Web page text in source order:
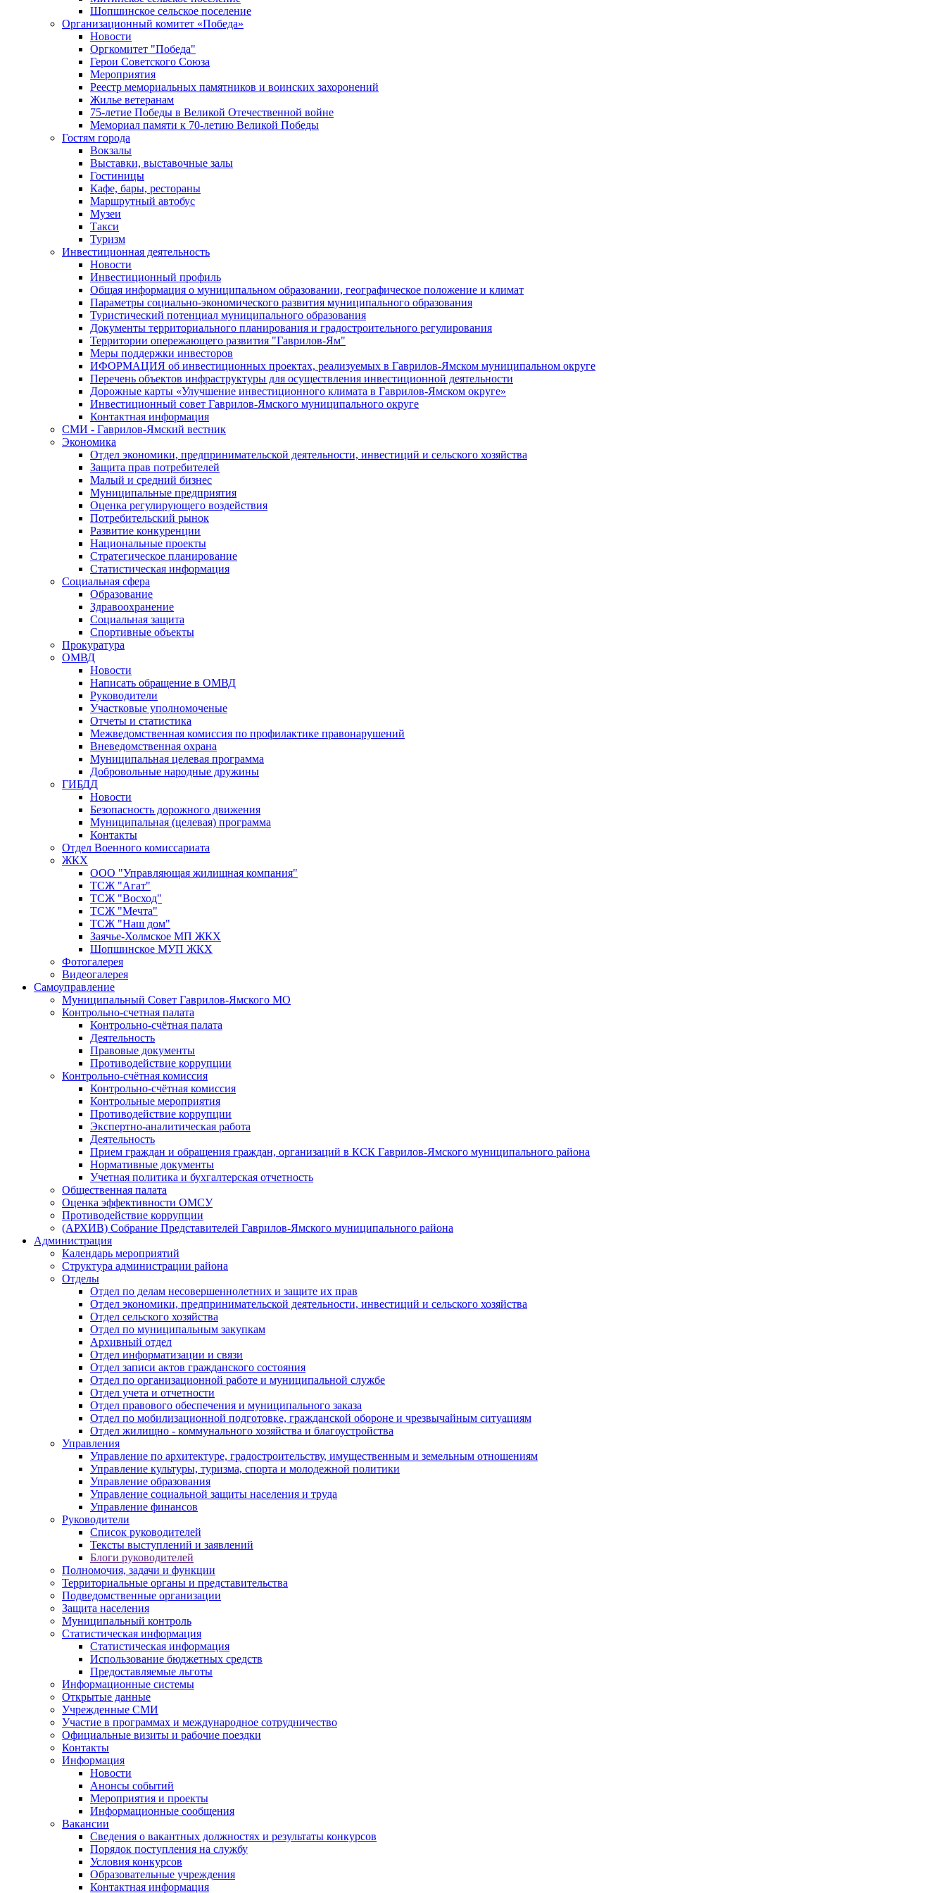
Шопшинское сельское поселение
Организационный комитет «Победа»
Новости
Оргкомитет "Победа"
Герои Советского Союза
Мероприятия
Реестр мемориальных памятников и воинских захоронений
Жилье ветеранам
75-летие Победы в Великой Отечественной войне
Мемориал памяти к 70-летию Великой Победы
Гостям города
Вокзалы
Выставки, выставочные залы
Гостиницы
Кафе, бары, рестораны
Маршрутный автобус
Музеи
Такси
Туризм
Инвестиционная деятельность
Новости
Инвестиционный профиль
Общая информация о муниципальном образовании, географическое положение и климат
Параметры социально-экономического развития муниципального образования
Туристический потенциал муниципального образования
Документы территориального планирования и градостроительного регулирования
Территории опережающего развития "Гаврилов-Ям"
Меры поддержки инвесторов
ИФОРМАЦИЯ об инвестиционных проектах, реализуемых в Гаврилов-Ямском муниципальном округе
Перечень объектов инфраструктуры для осуществления инвестиционной деятельности
Дорожные карты «Улучшение инвестиционного климата в Гаврилов-Ямском округе»
Инвестиционный совет Гаврилов-Ямского муниципального округе
Контактная информация
СМИ - Гаврилов-Ямский вестник
Экономика
Отдел экономики, предпринимательской деятельности, инвестиций и сельского хозяйства
Защита прав потребителей
Малый и средний бизнес
Муниципальные предприятия
Оценка регулирующего воздействия
Потребительский рынок
Развитие конкуренции
Национальные проекты
Стратегическое планирование
Статистическая информация
Социальная сфера
Образование
Здравоохранение
Социальная защита
Спортивные объекты
Прокуратура
ОМВД
Новости
Написать обращение в ОМВД
Руководители
Участковые уполномоченые
Отчеты и статистика
Межведомственная комиссия по профилактике правонарушений
Вневедомственная охрана
Муниципальная целевая программа
Добровольные народные дружины
ГИБДД
Новости
Безопасность дорожного движения
Муниципальная (целевая) программа
Контакты
Отдел Военного комиссариата
ЖКХ
ООО "Управляющая жилищная компания"
ТСЖ "Агат"
ТСЖ "Восход"
ТСЖ "Мечта"
ТСЖ "Наш дом"
Заячье-Холмское МП ЖКХ
Шопшинское МУП ЖКХ
Фотогалерея
Видеогалерея
Самоуправление
Муниципальный Совет Гаврилов-Ямского МО
Контрольно-счетная палата
Контрольно-счётная палата
Деятельность
Правовые документы
Противодействие коррупции
Контрольно-счётная комиссия
Контрольно-счётная комиссия
Контрольные мероприятия
Противодействие коррупции
Экспертно-аналитическая работа
Деятельность
Прием граждан и обращения граждан, организаций в КСК Гаврилов-Ямского муниципального района
Нормативные документы
Учетная политика и бухгалтерская отчетность
Общественная палата
Оценка эффективности ОМСУ
Противодействие коррупции
(АРХИВ) Собрание Представителей Гаврилов-Ямского муниципального района
Администрация
Календарь мероприятий
Структура администрации района
Отделы
Отдел по делам несовершеннолетних и защите их прав
Отдел экономики, предпринимательской деятельности, инвестиций и сельского хозяйства
Отдел сельского хозяйства
Отдел по муниципальным закупкам
Архивный отдел
Отдел информатизации и связи
Отдел записи актов гражданского состояния
Отдел по организационной работе и муниципальной службе
Отдел учета и отчетности
Отдел правового обеспечения и муниципального заказа
Отдел по мобилизационной подготовке, гражданской обороне и чрезвычайным ситуациям
Отдел жилищно - коммунального хозяйства и благоустройства
Управления
Управление по архитектуре, градостроительству, имущественным и земельным отношениям
Управление культуры, туризма, спорта и молодежной политики
Управление образования
Управление социальной защиты населения и труда
Управление финансов
Руководители
Список руководителей
Тексты выступлений и заявлений
Блоги руководителей
Полномочия, задачи и функции
Территориальные органы и представительства
Подведомственные организации
Защита населения
Муниципальный контроль
Статистическая информация
Статистическая информация
Использование бюджетных средств
Предоставляемые льготы
Информационные системы
Открытые данные
Учрежденные СМИ
Участие в программах и международное сотрудничество
Официальные визиты и рабочие поездки
Контакты
Информация
Новости
Анонсы событий
Мероприятия и проекты
Информационные сообщения
Вакансии
Сведения о вакантных должностях и результаты конкурсов
Порядок поступления на службу
Условия конкурсов
Образовательные учреждения
Контактная информация